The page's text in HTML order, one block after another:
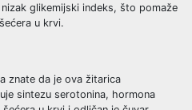
glikemijski indeks, što pomaže
u krvi.
znate da je ova žitarica
sintezu serotonina, hormona